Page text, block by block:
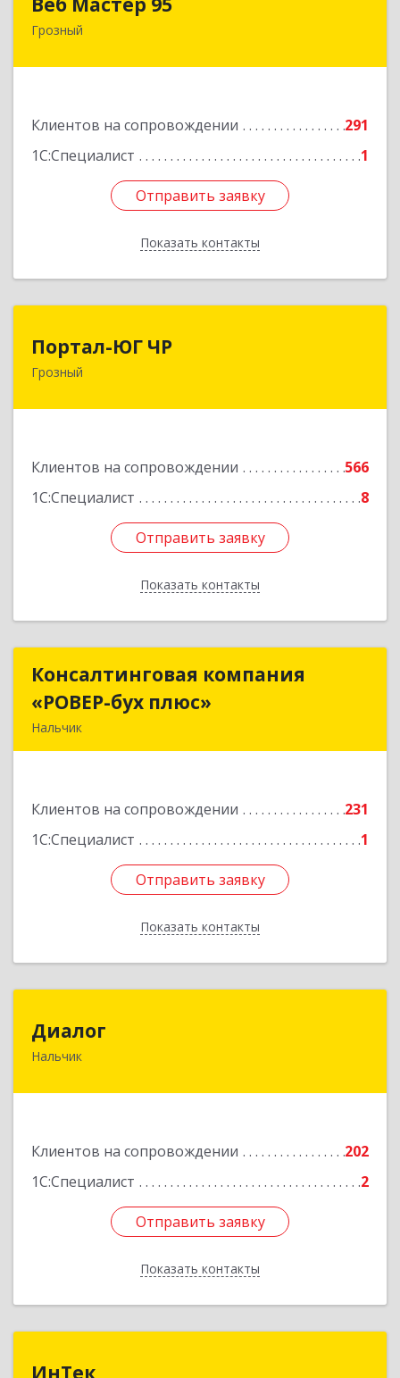
Грозный
Клиентов на сопровождении
291
1С:Специалист
1
Отправить заявку
Показать контакты
Подробнее
Отправить заявку
Назад
Портал-ЮГ ЧР
Грозный
Клиентов на сопровождении
566
1С:Специалист
8
Отправить заявку
Показать контакты
364906, Чеченская Респ, Грозный г, Путина пр-
Отправить заявку
Назад
Консалтинговая компания
«РОВЕР-бух плюс»
Нальчик
Клиентов на сопровождении
231
1С:Специалист
1
Отправить заявку
Показать контакты
Консалтинговая компания
«РОВЕР-бух плюс»
Подробнее
Отправить заявку
Назад
Диалог
Нальчик
Клиентов на сопровождении
202
1С:Специалист
2
Отправить заявку
Показать контакты
360016, Кабардино-Балкарская Респ, Нальчик г,
Отправить заявку
Назад
ИнТек